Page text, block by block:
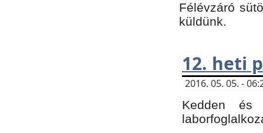
Félévzáró
küldünk.
12. heti
2016. 05. 05. -
Kedden és